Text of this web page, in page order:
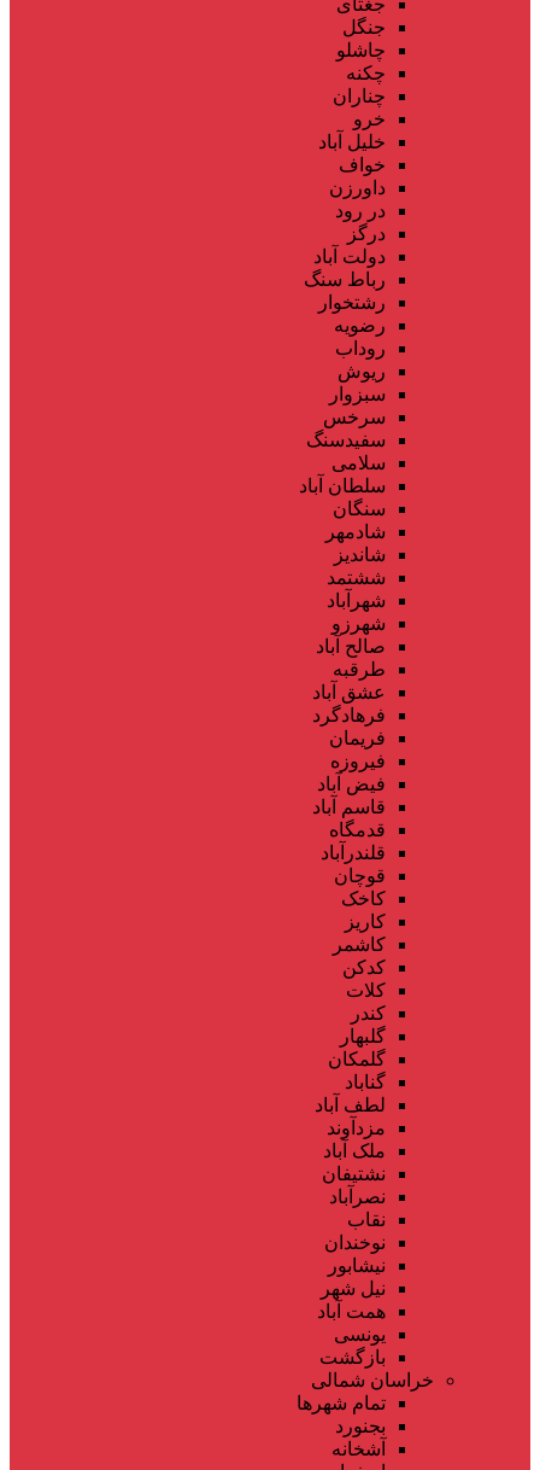
جنگل
چاشلو
چکنه
چناران
خرو
خلیل آباد
خواف
داورزن
در رود
درگز
دولت آباد
رباط سنگ
رشتخوار
رضویه
روداب
ریوش
سبزوار
سرخس
سفیدسنگ
سلامی
سلطان آباد
سنگان
شادمهر
شاندیز
ششتمد
شهرآباد
شهرزو
صالح آباد
طرقبه
عشق آباد
فرهادگرد
فریمان
فیروزه
فیض آباد
قاسم آباد
قدمگاه
قلندرآباد
قوچان
کاخک
کاریز
کاشمر
کدکن
کلات
کندر
گلبهار
گلمکان
گناباد
لطف آباد
مزدآوند
ملک آباد
نشتیفان
نصرآباد
نقاب
نوخندان
نیشابور
نیل شهر
همت آباد
یونسی
بازگشت
خراسان شمالی
تمام شهر‌ها
بجنورد
آشخانه